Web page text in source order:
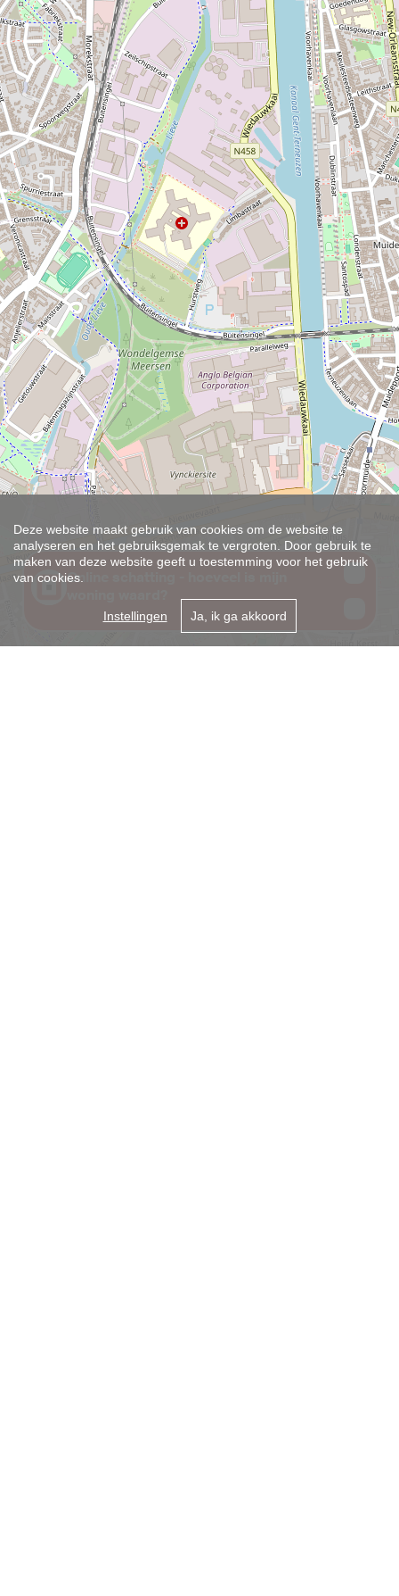
Deze website maakt gebruik van cookies om de website te
analyseren en het gebruiksgemak te vergroten. Door gebruik te
maken van deze website geeft u toestemming voor het gebruik
van cookies.
Instellingen Ja, ik ga akkoord